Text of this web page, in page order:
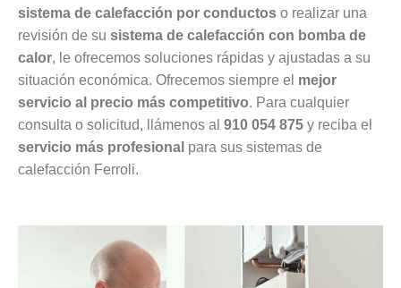
sistema de calefacción por conductos o realizar una
revisión de su sistema de calefacción con bomba de
calor, le ofrecemos soluciones rápidas y ajustadas a su
situación económica. Ofrecemos siempre el mejor
servicio al precio más competitivo. Para cualquier
consulta o solicitud, llámenos al 910 054 875 y reciba el
servicio más profesional para sus sistemas de
calefacción Ferroli.